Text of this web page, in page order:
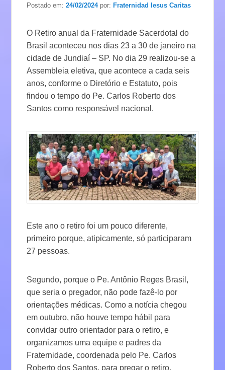
Postado em:24/02/2024 por: Fraternidad Iesus Caritas
O Retiro anual da Fraternidade Sacerdotal do
Brasil aconteceu nos dias 23 a 30 de janeiro na
cidade de Jundiaí – SP. No dia 29 realizou-se a
Assembleia eletiva, que acontece a cada seis
anos, conforme o Diretório e Estatuto, pois
findou o tempo do Pe. Carlos Roberto dos
Santos como responsável nacional.
Este ano o retiro foi um pouco diferente,
primeiro porque, atipicamente, só participaram
27 pessoas.
Segundo, porque o Pe. Antônio Reges Brasil,
que seria o pregador, não pode fazê-lo por
orientações médicas. Como a notícia chegou
em outubro, não houve tempo hábil para
convidar outro orientador para o retiro, e
organizamos uma equipe e padres da
Fraternidade, coordenada pelo Pe. Carlos
Roberto dos Santos, para pregar o retiro.